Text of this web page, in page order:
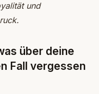
und
über deine
Fall vergessen